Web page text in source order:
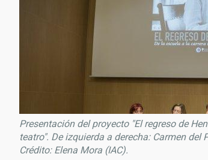
Presentación del proyecto "El regreso de
teatro". De izquierda a derecha: Carmen del
Crédito: Elena Mora (IAC).